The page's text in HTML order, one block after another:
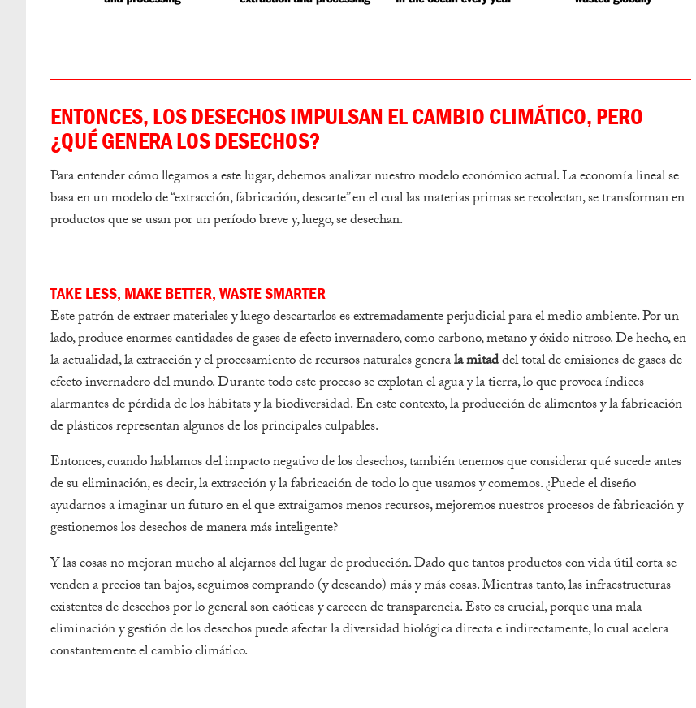
ENTONCES, LOS DESECHOS IMPULSAN EL CAMBIO CLIMÁTICO, PERO
¿QUÉ GENERA LOS DESECHOS?
Para entender cómo llegamos a este lugar, debemos analizar nuestro modelo económico actual. La economía lineal se
basa en un modelo de “extracción, fabricación, descarte” en el cual las materias primas se recolectan, se transforman en
productos que se usan por un período breve y, luego, se desechan.
TAKE LESS, MAKE BETTER, WASTE SMARTER
Este patrón de extraer materiales y luego descartarlos es extremadamente perjudicial para el medio ambiente. Por un
lado, produce enormes cantidades de gases de efecto invernadero, como carbono, metano y óxido nitroso. De hecho, en
la actualidad, la extracción y el procesamiento de recursos naturales generala mitaddel total de emisiones de gases de
efecto invernadero del mundo. Durante todo este proceso se explotan el agua y la tierra, lo que provoca índices
alarmantes de pérdida de los hábitats y la biodiversidad. En este contexto, la producción de alimentos y la fabricación
de plásticos representan algunos de los principales culpables.
Entonces, cuando hablamos del impacto negativo de los desechos, también tenemos que considerar qué sucede antes
de su eliminación, es decir, la extracción y la fabricación de todo lo que usamos y comemos. ¿Puede el diseño
ayudarnos a imaginar un futuro en el que extraigamos menos recursos, mejoremos nuestros procesos de fabricación y
gestionemos los desechos de manera más inteligente?
Y las cosas no mejoran mucho al alejarnos del lugar de producción. Dado que tantos productos con vida útil corta se
venden a precios tan bajos, seguimos comprando (y deseando) más y más cosas. Mientras tanto, las infraestructuras
existentes de desechos por lo general son caóticas y carecen de transparencia. Esto es crucial, porque una mala
eliminación y gestión de los desechos puede afectar la diversidad biológica directa e indirectamente, lo cual acelera
constantemente el cambio climático.